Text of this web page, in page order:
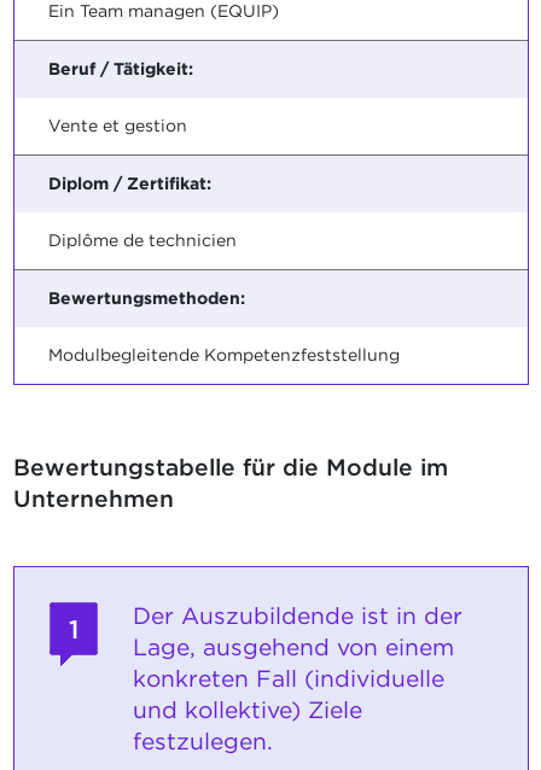
Ein Team managen (EQUIP)
Beruf / Tätigkeit:
Vente et gestion
Diplom / Zertifikat:
Diplôme de technicien
Bewertungsmethoden:
Modulbegleitende Kompetenzfeststellung
Bewertungstabelle für die Module im
Unternehmen
1
Der Auszubildende ist in der
Lage, ausgehend von einem
konkreten Fall (individuelle
und kollektive) Ziele
festzulegen.